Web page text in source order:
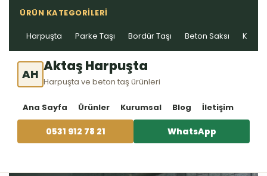
ÜRÜN KATEGORILERI
Harpuşta Parke Taşı Bordür Taşı Beton Saksı Kablo
AH Aktaş Harpuşta
Harpuşta ve beton taş ürünleri
Ana Sayfa Ürünler Kurumsal Blog İletişim
0531 912 78 21 WhatsApp